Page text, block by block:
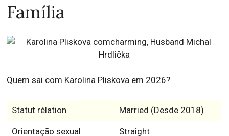
Família
Quem sai com Karolina Pliskova em 2026?
Statut rélation Married (Desde 2018)
Orientação sexual Straight